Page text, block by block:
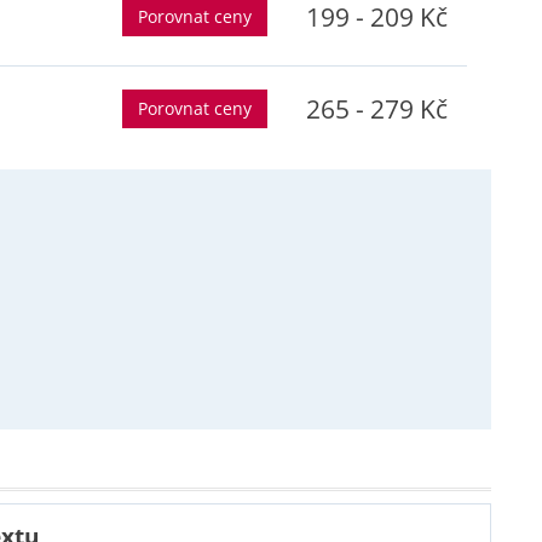
Porovnat ceny 199 - 209 Kč
Porovnat ceny 265 - 279 Kč